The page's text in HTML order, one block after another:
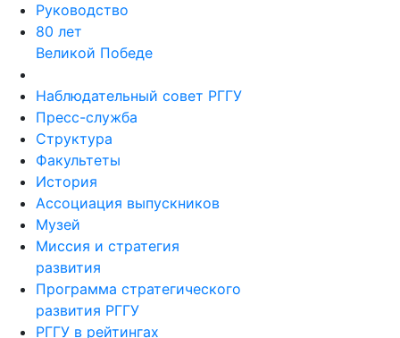
Руководство
80 лет
Великой Победе
Наблюдательный совет РГГУ
Пресс-служба
Структура
Факультеты
История
Ассоциация выпускников
Музей
Миссия и стратегия
развития
Программа стратегического
развития РГГУ
РГГУ в рейтингах